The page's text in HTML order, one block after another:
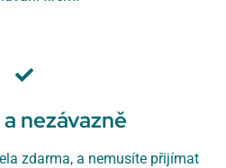
nezávazně
zdarma, a nemusíte přijímat